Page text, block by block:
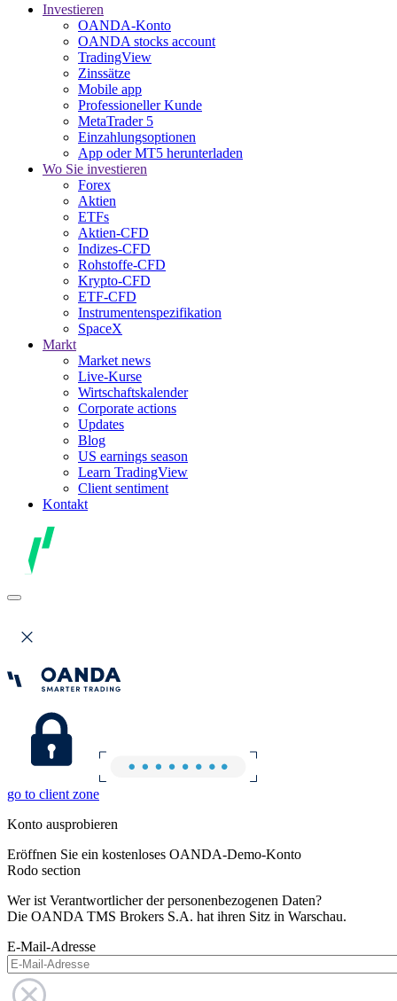
Investieren
OANDA-Konto
OANDA stocks account
TradingView
Zinssätze
Mobile app
Professioneller Kunde
MetaTrader 5
Einzahlungsoptionen
App oder MT5 herunterladen
Wo Sie investieren
Forex
Aktien
ETFs
Aktien-CFD
Indizes-CFD
Rohstoffe-CFD
Krypto-CFD
ETF-CFD
Instrumentenspezifikation
SpaceX
Markt
Market news
Live-Kurse
Wirtschaftskalender
Corporate actions
Updates
Blog
US earnings season
Learn TradingView
Client sentiment
Kontakt
go to client zone
Konto ausprobieren
Eröffnen Sie ein kostenloses OANDA-Demo-Konto
Rodo section
Wer ist Verantwortlicher der personenbezogenen Daten?
Die OANDA TMS Brokers S.A. hat ihren Sitz in Warschau.
E-Mail-Adresse